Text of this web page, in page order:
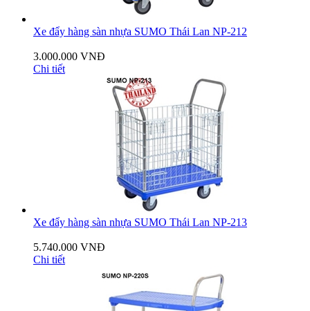
Xe đẩy hàng sàn nhựa SUMO Thái Lan NP-212
3.000.000 VNĐ
Chi tiết
Xe đẩy hàng sàn nhựa SUMO Thái Lan NP-213
5.740.000 VNĐ
Chi tiết